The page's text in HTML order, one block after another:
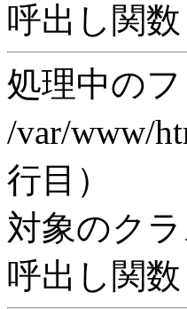
呼出し関数
処理中のフ
/var/www/
行目）
対象のクラ
呼出し関